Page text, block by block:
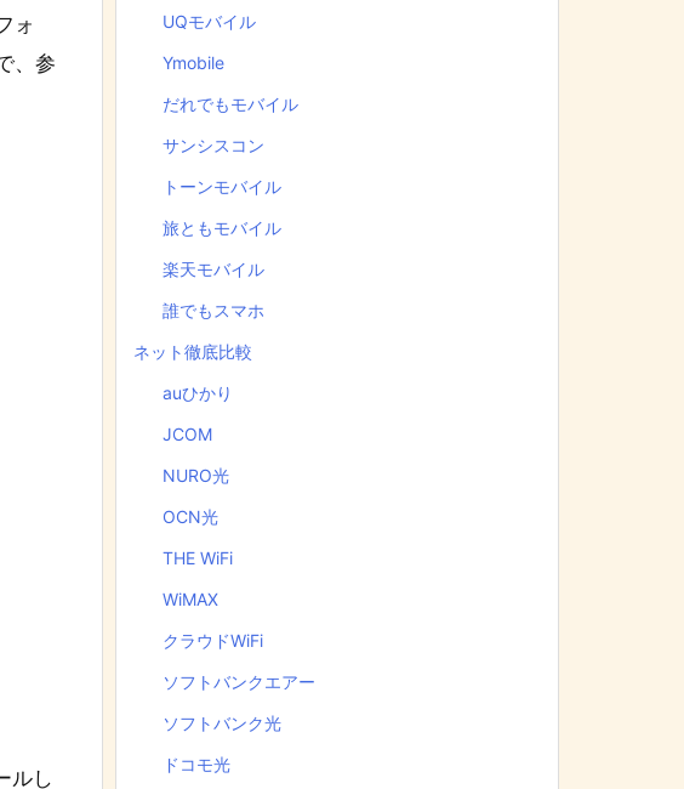
ォ
、参
ルし
UQモバイル
Ymobile
だれでもモバイル
サンシスコン
トーンモバイル
旅ともモバイル
楽天モバイル
誰でもスマホ
ネット徹底比較
auひかり
JCOM
NURO光
OCN光
THE WiFi
WiMAX
クラウドWiFi
ソフトバンクエアー
ソフトバンク光
ドコモ光